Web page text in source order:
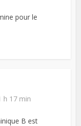
pour le
h 17 min
B est